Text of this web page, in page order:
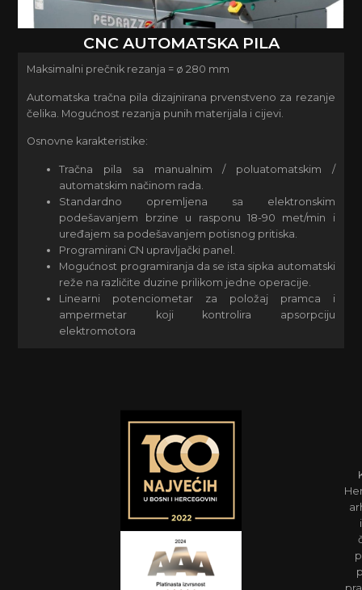
CNC AUTOMATSKA PILA
Maksimalni prečnik rezanja = ø 280 mm
Automatska tračna pila dizajnirana prvenstveno za rezanje
čelika. Mogućnost rezanja punih materijala i cijevi.
Osnovne karakteristike:
Tračna pila sa manualnim / poluatomatskim /
automatskim načinom rada.
Standardno opremljena sa elektronskim
podešavanjem brzine u rasponu 18-90 met/min i
uređajem sa podešavanjem potisnog pritiska.
Programirani CN upravljački panel.
Mogućnost programiranja da se ista sipka automatski
reže na različite duzine prilikom jedne operacije.
Linearni potenciometar za položaj pramca i
ampermetar koji kontrolira apsorpciju
elektromotora